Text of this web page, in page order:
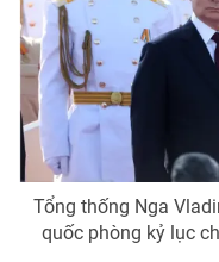
THỜI BÁO VTV
Theo dõi báo trên
Đài
Tổng thống Nga
quốc phòng kỷ lục